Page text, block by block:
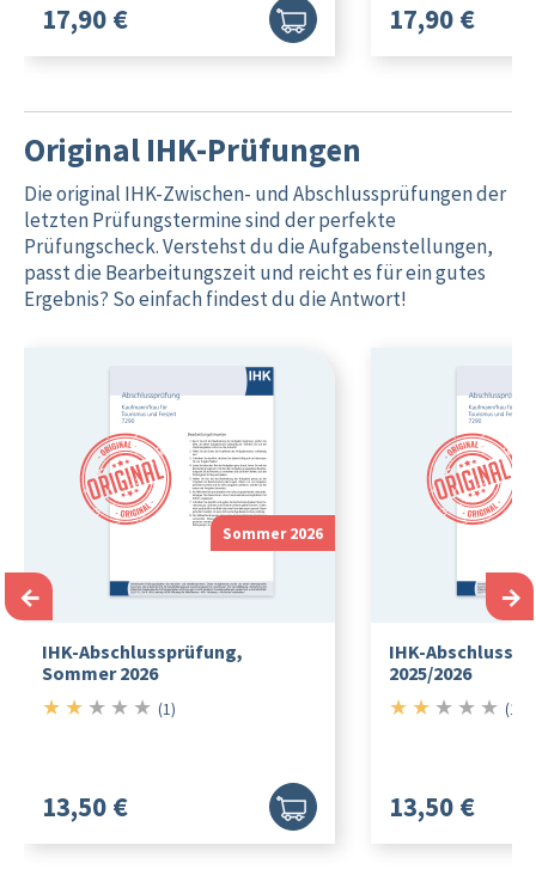
17,90 € 17,90 €
Original IHK-Prüfungen
Die original IHK-Zwischen- und Abschlussprüfungen der
letzten Prüfungstermine sind der perfekte
Prüfungscheck. Verstehst du die Aufgabenstellungen,
passt die Bearbeitungszeit und reicht es für ein gutes
Ergebnis? So einfach findest du die Antwort!
Sommer 2026
IHK-Abschlussprüfung,
Sommer 2026
★ ★ ★ ★ ★ 2/5
(1)
13,50 €
IHK-
2025/2026
★ ★ ★ ★ ★ 2/5
(1)
13,50 €
← →